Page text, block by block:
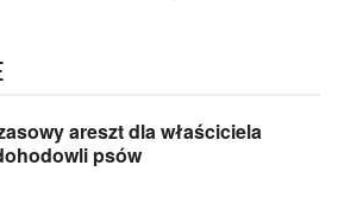
areszt dla właściciela
psów